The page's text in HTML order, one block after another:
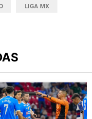
LIGA MX
un detalle clave
de tendencia con el